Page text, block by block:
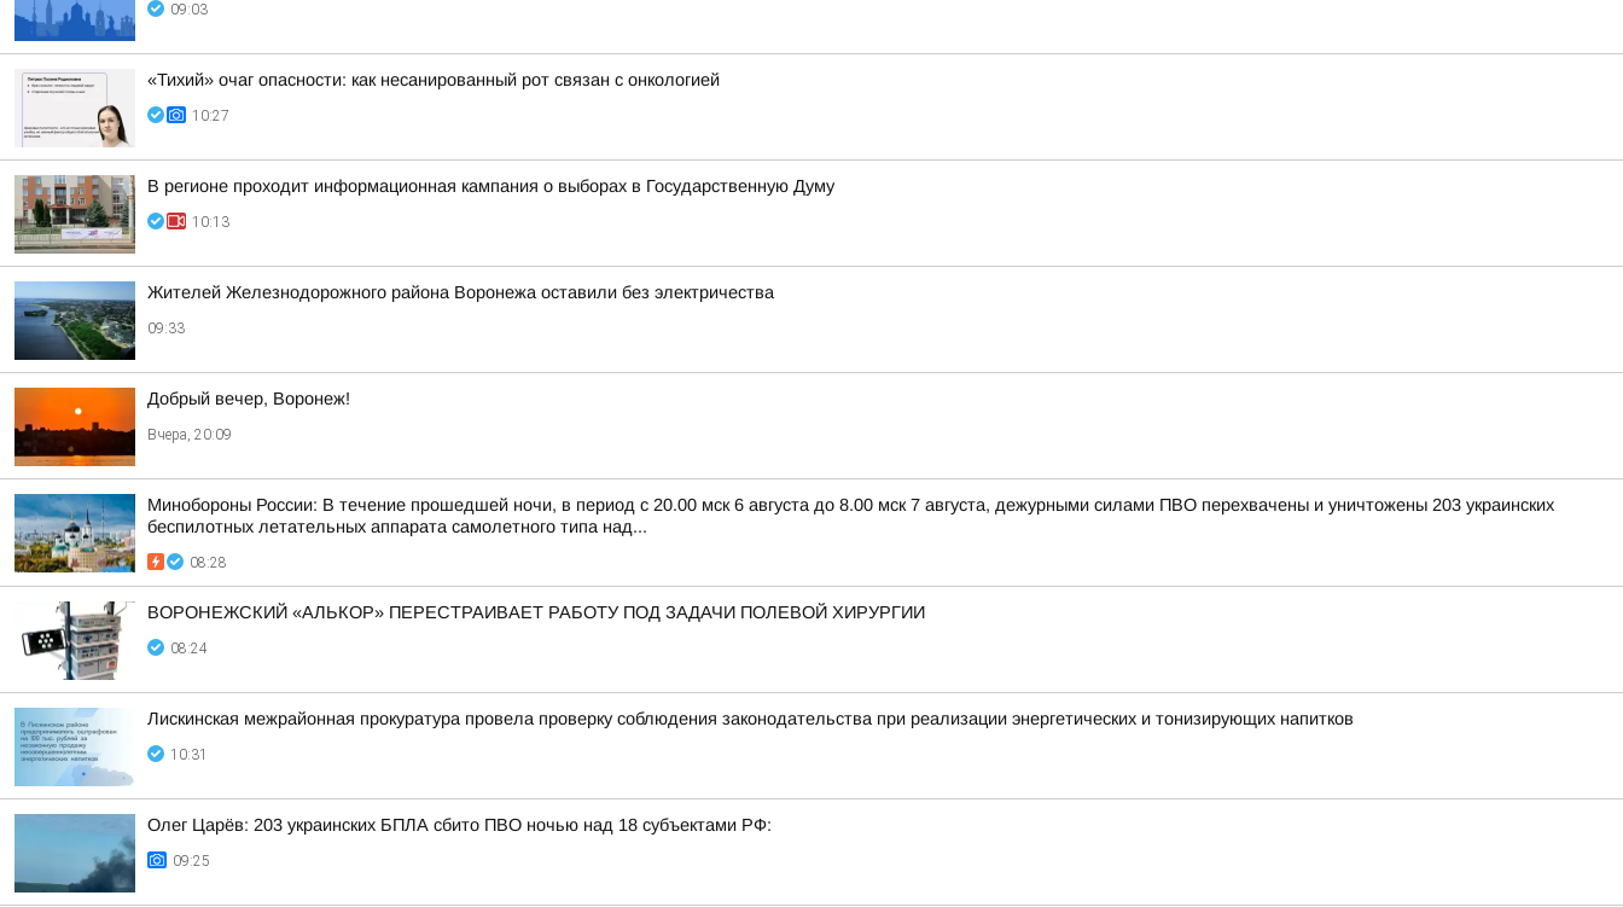
09:03
«Тихий» очаг опасности: как несанированный рот связан с онкологией
10:27
В регионе проходит информационная кампания о выборах в Государственную Думу
10:13
Жителей Железнодорожного района Воронежа оставили без электричества
09:33
Добрый вечер, Воронеж!
Вчера, 20:09
Минобороны России: В течение прошедшей ночи, в период с 20.00 мск 6 августа до 8.00 мск 7 августа, дежурными силами ПВО перехвачены и уничтожены 203 украинских
беспилотных летательных аппарата самолетного типа над...
08:28
ВОРОНЕЖСКИЙ «АЛЬКОР» ПЕРЕСТРАИВАЕТ РАБОТУ ПОД ЗАДАЧИ ПОЛЕВОЙ ХИРУРГИИ
08:24
Лискинская межрайонная прокуратура провела проверку соблюдения законодательства при реализации энергетических и тонизирующих напитков
10:31
Олег Царёв: 203 украинских БПЛА сбито ПВО ночью над 18 субъектами РФ:
09:25